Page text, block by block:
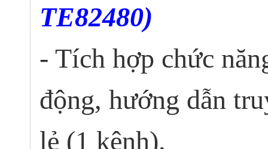
TE82480)
- Tích hợp chức
động, hướng dẫn
lẻ (1 kênh).